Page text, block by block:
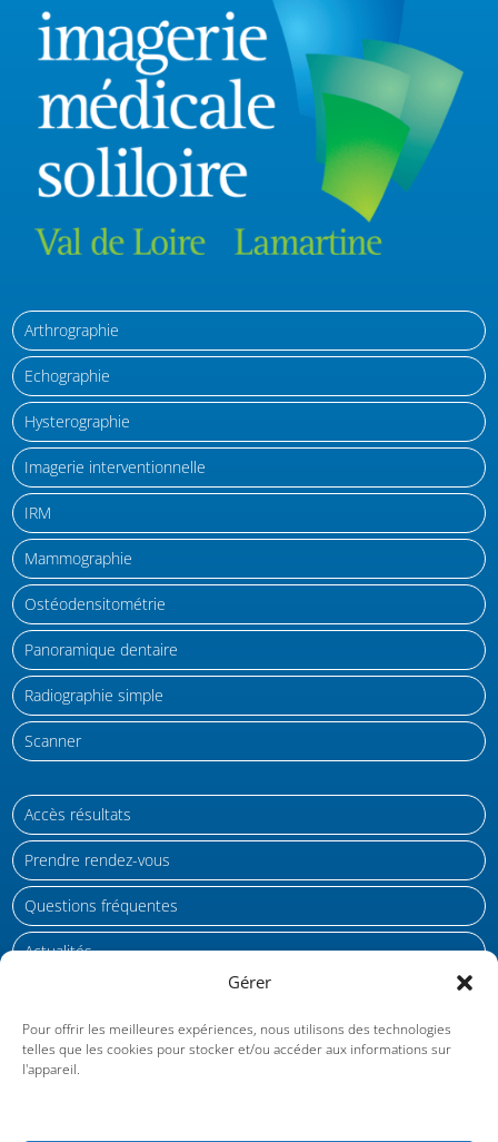
Gérer
Pour offrir les meilleures expériences, nous utilisons des technologies
telles que les cookies pour stocker et/ou accéder aux informations sur
l'appareil.
Arthrographie
Echographie
Hysterographie
Imagerie interventionnelle
IRM
Mammographie
Ostéodensitométrie
Panoramique dentaire
Radiographie simple
Scanner
Accès résultats
Prendre rendez-vous
Questions fréquentes
Actualités
Gestion des cookies
Protection des données personnelles RGPD